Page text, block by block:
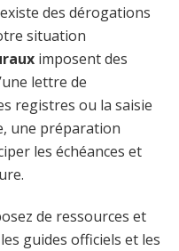
des dérogations
situation
imposent des
lettre de
registres ou la saisie
une préparation
les échéances et
de ressources et
guides officiels et les